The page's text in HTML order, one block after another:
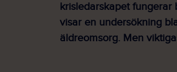
krisledarskapet
visar en undersökning
äldreomsorg. Men